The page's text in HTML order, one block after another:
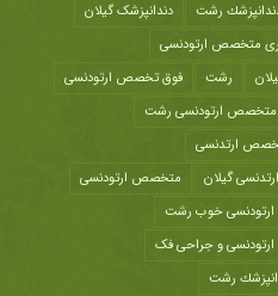
رشت
دندانپزشک گیلان
متخصص ارتودنسی
رشت
فوق تخصص ارتودنسی
ارتودنسی رشت
ارتدنسی
گیلان
متخصص ارتودنسی
خوب رشت
و جراحی فک
رشت